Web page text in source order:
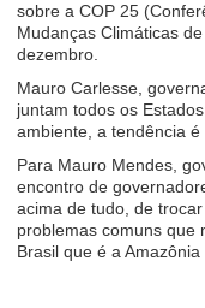
sobre a COP 25
Mudanças Climáticas
dezembro.
Mauro Carlesse,
juntam todos os
ambiente, a tendência é
Para Mauro Mendes,
encontro de
acima de tudo, de
problemas comuns que
Brasil que é a Amazônia